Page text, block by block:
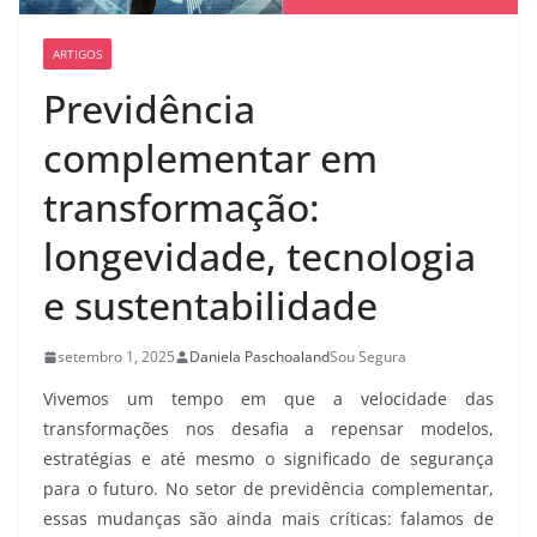
ARTIGOS
Previdência
complementar em
transformação:
longevidade, tecnologia
e sustentabilidade
setembro 1, 2025 Daniela PaschoalandSou Segura
Vivemos um tempo em que a velocidade das
transformações nos desafia a repensar modelos,
estratégias e até mesmo o significado de segurança
para o futuro. No setor de previdência complementar,
essas mudanças são ainda mais críticas: falamos de